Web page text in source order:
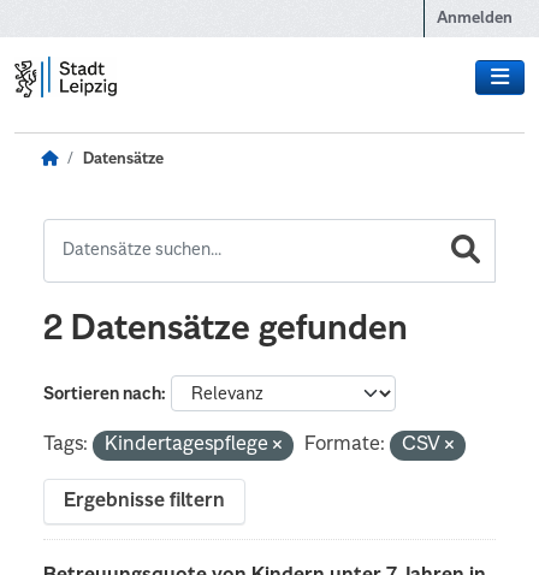
Anmelden
Datensätze
2 Datensätze gefunden
Sortieren nach
Tags: Kindertagespflege Formate: CSV
Ergebnisse filtern